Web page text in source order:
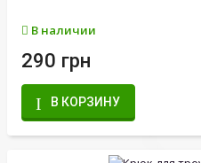
В наличии
290 грн
В КОРЗИНУ